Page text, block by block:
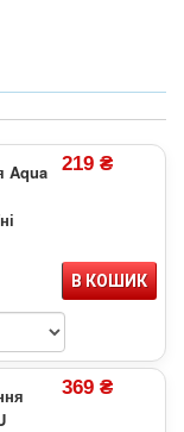
Aqua
219 ₴
В КОШИК
369 ₴